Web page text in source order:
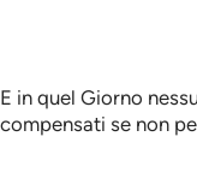
E in quel Giorno
compensati se non